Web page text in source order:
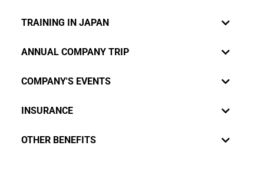
innermost feelings and desires and set up termly
TRAINING IN JAPAN
ANNUAL COMPANY TRIP
COMPANY'S EVENTS
INSURANCE
OTHER BENEFITS